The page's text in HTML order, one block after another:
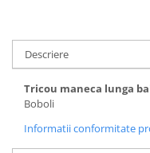
Rochite maneca lunga
Rochite maneca scurta
Set 2/3 piese maneca
Set 2/3 piese maneca
Set tricou maneca scurta/
lung
Descriere
Tricou maneca lunga
Boboli
Informatii conformitate